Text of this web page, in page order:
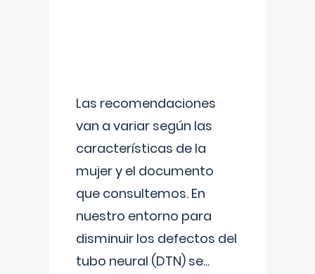
Las recomendaciones
van a variar según las
características de la
mujer y el documento
que consultemos. En
nuestro entorno para
disminuir los defectos del
tubo neural (DTN) se...